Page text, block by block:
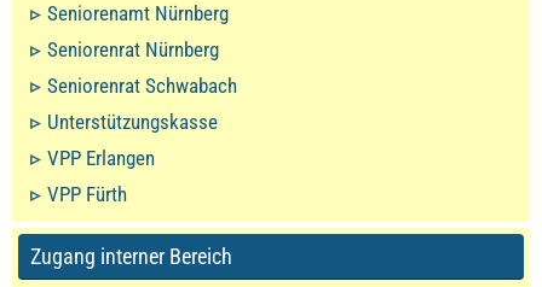
Seniorenamt Nürnberg
Seniorenrat Nürnberg
Seniorenrat Schwabach
Unterstützungskasse
VPP Erlangen
VPP Fürth
Zugang interner Bereich